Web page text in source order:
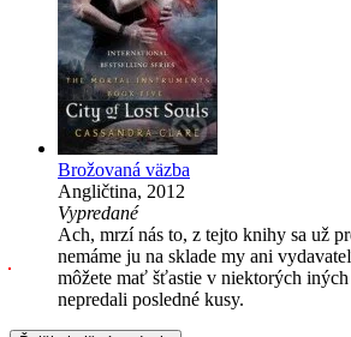
Brožovaná väzba
Angličtina, 2012
Vypredané
Ach, mrzí nás to, z tejto knihy sa už
nemáme ju na sklade my ani
môžete mať šťastie v niektorých
nepredali posledné kusy.